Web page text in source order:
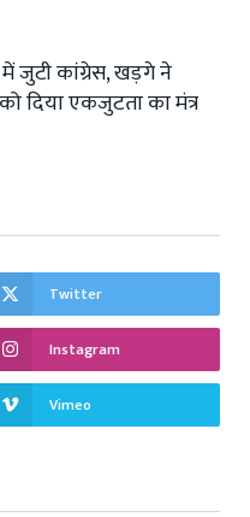
जुटी कांग्रेस, खड़गे ने
दिया एकजुटता का मंत्र
Twitter
Instagram
Vimeo